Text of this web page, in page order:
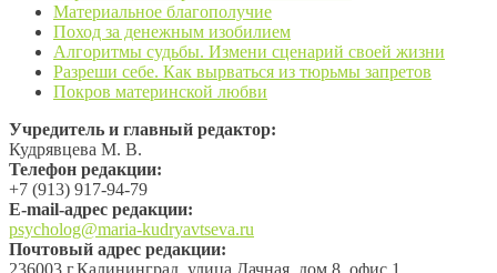
Материальное благополучие
Поход за денежным изобилием
Алгоритмы судьбы. Измени сценарий своей жизни
Разреши себе. Как вырваться из тюрьмы запретов
Покров материнской любви
Учредитель и главный редактор:
Кудрявцева М. В.
Телефон редакции:
+7 (913) 917-94-79
Е-mail-адрес редакции:
psycholog@maria-kudryavtseva.ru
Почтовый адрес редакции: